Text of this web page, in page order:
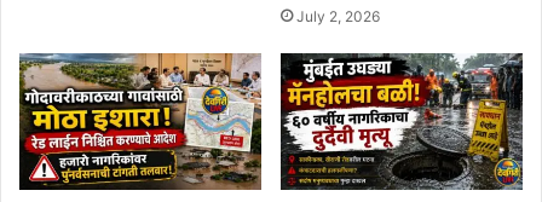
July 2, 2026